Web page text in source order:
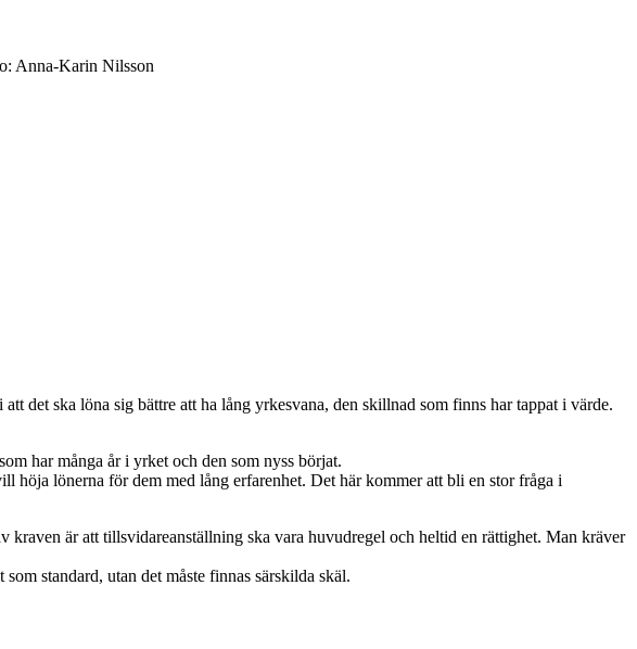
Anna-Karin Nilsson
det ska löna sig bättre att ha lång yrkesvana, den skillnad som finns har tappat i värde.
har många år i yrket och den som nyss börjat.
höja lönerna för dem med lång erfarenhet. Det här kommer att bli en stor fråga i
är att tillsvidareanställning ska vara huvudregel och heltid en rättighet. Man kräver
standard, utan det måste finnas särskilda skäl.